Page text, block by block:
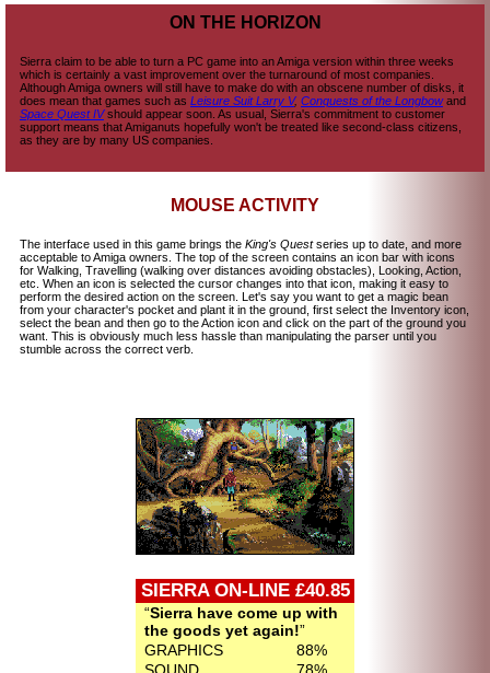
ON THE HORIZON
Sierra claim to be able to turn a PC game into an Amiga version within three weeks
which is certainly a vast improvement over the turnaround of most companies.
Although Amiga owners will still have to make do with an obscene number of disks, it
does mean that games such as Leisure Suit Larry V, Conquests of the Longbowand
Space Quest IVshould appear soon. As usual, Sierra's commitment to customer
support means that Amiganuts hopefully won't be treated like second-class citizens,
as they are by many US companies.
MOUSE ACTIVITY
The interface used in this game brings the King's Questseries up to date, and more
acceptable to Amiga owners. The top of the screen contains an icon bar with icons
for Walking, Travelling (walking over distances avoiding obstacles), Looking, Action,
etc. When an icon is selected the cursor changes into that icon, making it easy to
perform the desired action on the screen. Let's say you want to get a magic bean
from your character's pocket and plant it in the ground, first select the Inventory icon,
select the bean and then go to the Action icon and click on the part of the ground you
want. This is obviously much less hassle than manipulating the parser until you
stumble across the correct verb.
SIERRA ON-LINE £40.85
Sierra have come up with
the goods yet again!
GRAPHICS
88%